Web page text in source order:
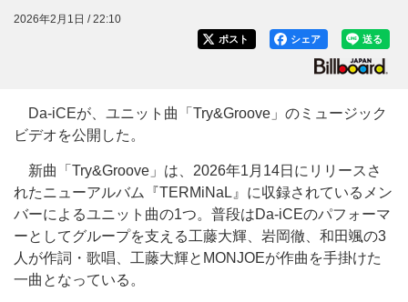
2026年2月1日 / 22:10
送る
シェア
ポスト
Da-iCEが、ユニット曲「Try&Groove」のミュージック
ビデオを公開した。
新曲「Try&Groove」は、2026年1月14日にリリースさ
れたニューアルバム『TERMiNaL』に収録されているメン
バーによるユニット曲の1つ。普段はDa-iCEのパフォーマ
ーとしてグループを支える工藤大輝、岩岡徹、和田颯の3
人が作詞・歌唱、工藤大輝とMONJOEが作曲を手掛けた
一曲となっている。